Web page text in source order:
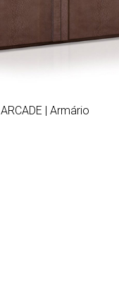
ARCADE | Armário